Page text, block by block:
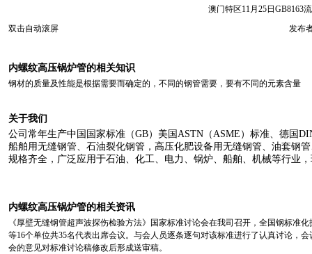
澳门特区11月25日GB8163
双击自动滚屏
发布
内螺纹高压锅炉管的相关知识
钢材的质量及性能是根据需要而确定的，不同的钢管需要，要有不同的元素含量
关于我们
公司常年生产中国国家标准（GB）美国 ASTN（ASME ）标准、德国
船舶用无缝钢管、石油裂化钢管，高压化肥设备用无缝钢管、油套钢
规格齐全，广泛应用于石油、化工、电力、锅炉、船舶、机械等行业
内螺纹高压锅炉管的相关资讯
《厚壁无缝钢管超声波探伤检验方法》国家标准讨论会在我司召开，全国钢标准
等16个单位共35名代表出席会议。与会人员逐条逐句对该标准进行了认真讨论，
会的意见对标准讨论稿修改后形成送审稿。